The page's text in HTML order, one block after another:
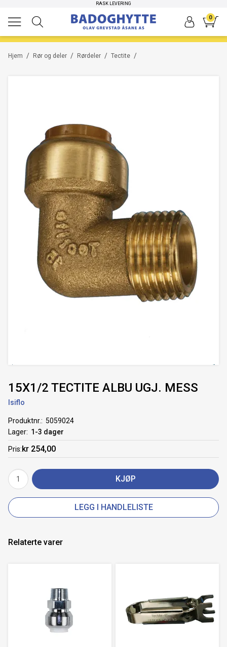
RASK LEVERING
0
/
Hjem /
Rør og deler /
Rørdeler /
Tectite
15X1/2 TECTITE ALBU UGJ. MESS
Isiflo
Produktnr.
5059024
Lager
1-3 dager
Pris kr 254,00
KJØP
LEGG I HANDLELISTE
Relaterte varer